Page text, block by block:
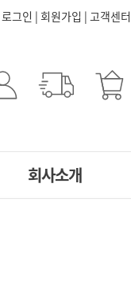
로그인 | 회원가입 | 고객센터
회사소개